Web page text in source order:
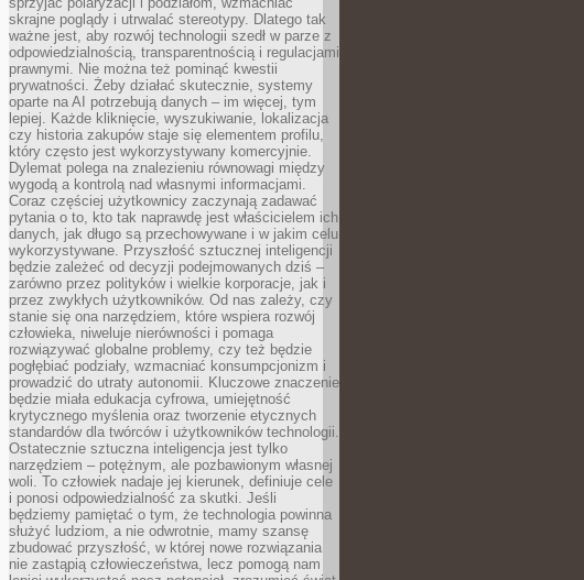
skrajne poglądy i utrwalać stereotypy. Dlatego tak
ważne jest, aby rozwój technologii szedł w parze z
odpowiedzialnością, transparentnością i regulacjami
prawnymi. Nie można też pominąć kwestii
prywatności. Żeby działać skutecznie, systemy
oparte na AI potrzebują danych – im więcej, tym
lepiej. Każde kliknięcie, wyszukiwanie, lokalizacja
czy historia zakupów staje się elementem profilu,
który często jest wykorzystywany komercyjnie.
Dylemat polega na znalezieniu równowagi między
wygodą a kontrolą nad własnymi informacjami.
Coraz częściej użytkownicy zaczynają zadawać
pytania o to, kto tak naprawdę jest właścicielem ich
danych, jak długo są przechowywane i w jakim celu
wykorzystywane. Przyszłość sztucznej inteligencji
będzie zależeć od decyzji podejmowanych dziś –
zarówno przez polityków i wielkie korporacje, jak i
przez zwykłych użytkowników. Od nas zależy, czy
stanie się ona narzędziem, które wspiera rozwój
człowieka, niweluje nierówności i pomaga
rozwiązywać globalne problemy, czy też będzie
pogłębiać podziały, wzmacniać konsumpcjonizm i
prowadzić do utraty autonomii. Kluczowe znaczenie
będzie miała edukacja cyfrowa, umiejętność
krytycznego myślenia oraz tworzenie etycznych
standardów dla twórców i użytkowników technologii.
Ostatecznie sztuczna inteligencja jest tylko
narzędziem – potężnym, ale pozbawionym własnej
woli. To człowiek nadaje jej kierunek, definiuje cele
i ponosi odpowiedzialność za skutki. Jeśli
będziemy pamiętać o tym, że technologia powinna
służyć ludziom, a nie odwrotnie, mamy szansę
zbudować przyszłość, w której nowe rozwiązania
nie zastąpią człowieczeństwa, lecz pomogą nam